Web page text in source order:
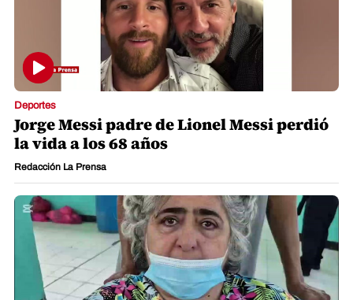
Deportes
Jorge Messi padre de Lionel Messi perdió
la vida a los 68 años
Redacción La Prensa